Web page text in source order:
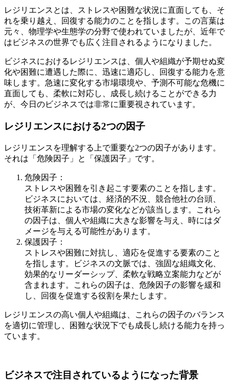
レジリエンスとは、ストレスや困難な状況に直面しても、そ
れを乗り越え、回復する能力のことを指します。この言葉は
元々、物理学や生態学の分野で使われていましたが、近年で
はビジネスの世界でも広く注目されるようになりました。
ビジネスにおけるレジリエンスは、個人や組織が予期せぬ変
化や困難に遭遇した際に、迅速に適応し、回復する能力を意
味します。急速に変化する市場環境や、予測不可能な危機に
直面しても、柔軟に対応し、成長し続けることができる力
が、今日のビジネスでは非常に重要視されています。
レジリエンスにおける2つの因子
レジリエンスを理解する上で重要な2つの因子があります。
それは「危険因子」と「保護因子」です。
危険因子：
ストレスや困難を引き起こす要素のことを指します。
ビジネスにおいては、経済的不況、競合他社の台頭、
技術革新による市場の変化などが該当します。これら
の因子は、個人や組織に大きな影響を与え、時にはダ
メージを与える可能性があります。
保護因子：
ストレスや困難に対抗し、適応を促進する要素のこと
を指します。ビジネスの文脈では、強固な組織文化、
効果的なリーダーシップ、柔軟な戦略立案能力などが
含まれます。これらの因子は、危険因子の影響を緩和
し、回復を促進する役割を果たします。
レジリエンスの高い個人や組織は、これらの因子のバランス
を適切に管理し、困難な状況下でも成長し続ける能力を持っ
ています。
ビジネスで注目されているようになった背景